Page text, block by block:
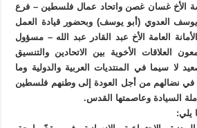
الأخ غسان غصن واتحاد عمال فلسطين – فرع
يوسف العدوي (أبو يوسف) وبحضور قيادة العمل
العامة الأخ عبد القادر عبد الله – مسؤول
العلاقات الأخوية بين الاتحادين والتنسيق
لا سيما في المنتديات العربية والدولية وما
نضالهم من أجل العودة إلى وطنهم فلسطين
السيادة وعاصمتها القدس.
يلي: